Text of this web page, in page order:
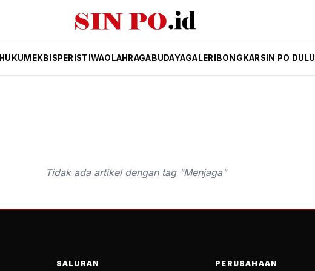
EKBIS PERISTIWAOLAHRAGA BUDAYAGALERI BONGKARSIN PO DULU
Tidak ada artikel dengan tag "Menjaga"
SALURAN PERUSAHAAN